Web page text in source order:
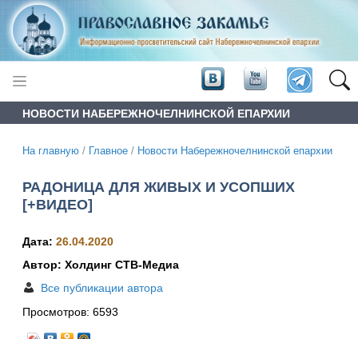
НОВОСТИ НАБЕРЕЖНОЧЕЛНИНСКОЙ ЕПАРХИИ
На главную / Главное / Новости Набережночелнинской епархии
РАДОНИЦА ДЛЯ ЖИВЫХ И УСОПШИХ
[+ВИДЕО]
Дата: 26.04.2020
Автор: Холдинг СТВ-Медиа
Все публикации автора
Просмотров: 6593